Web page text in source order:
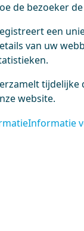
de bezoeker
een
van uw
tijdelijke
website.
Informatie